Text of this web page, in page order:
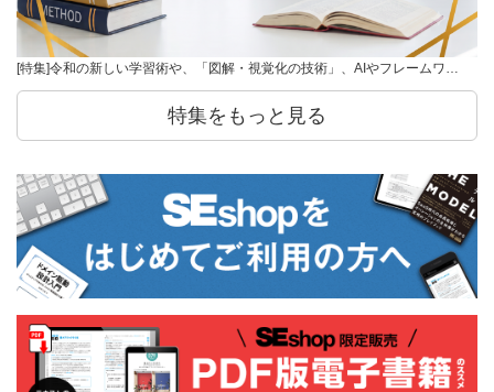
[特集]令和の新しい学習術や、「図解・視覚化の技術」、AIやフレームワ…
特集をもっと見る